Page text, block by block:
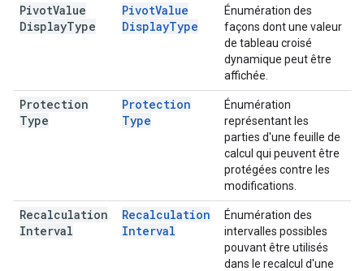
PivotValue
DisplayType
PivotValue
DisplayType
Énumération des
façons dont une valeur
de tableau croisé
dynamique peut être
affichée.
Protection
Type
Protection
Type
Énumération
représentant les
parties d'une feuille de
calcul qui peuvent être
protégées contre les
modifications.
Recalculation
Interval
Recalculation
Interval
Énumération des
intervalles possibles
pouvant être utilisés
dans le recalcul d'une